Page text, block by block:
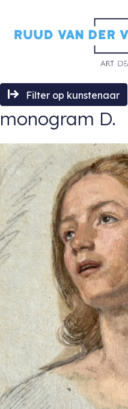
Filter op kunstenaar
monogram D.